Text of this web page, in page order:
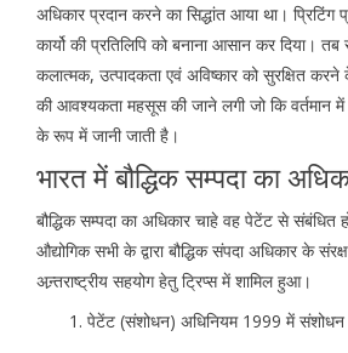
अधिकार प्रदान करने का सिद्धांत आया था। प्रिटिंग
कार्यो की प्रतिलिपि को बनाना आसान कर दिया।
कलात्मक, उत्पादकता एवं अविष्कार को सुरक्षित
की आवश्यकता महसूस की जाने लगी जो कि वर्तमान में
के रूप में जानी जाती है।
भारत में बौद्धिक सम्पदा का
बौद्धिक सम्पदा का अधिकार चाहे वह पेटेंट से संबंधित
औद्योगिक सभी के द्वारा बौद्धिक संपदा अधिकार के
अन्र्तराष्ट्रीय सहयोग हेतु ट्रिप्स में शामिल हुआ।
पेटेंट (संशोधन) अधिनियम 1999 में संशोधन